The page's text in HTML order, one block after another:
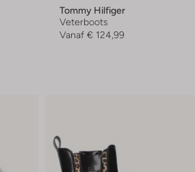
Tommy Hilfiger
Veterboots
Vanaf € 124,99